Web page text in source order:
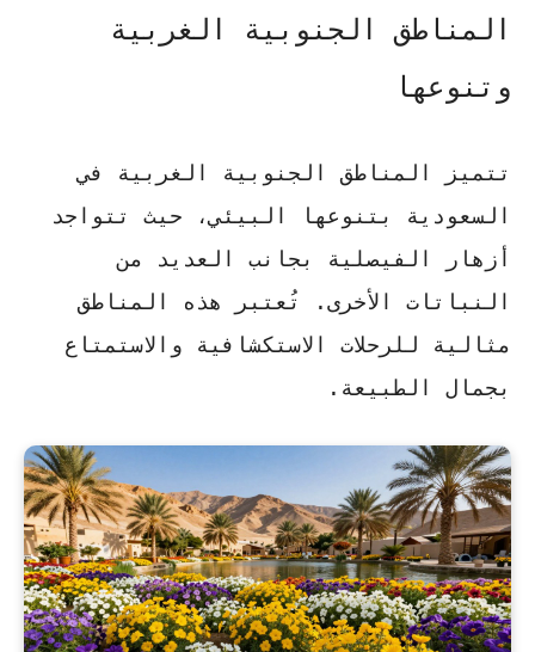
المناطق الجنوبية الغربية
وتنوعها
تتميز المناطق الجنوبية الغربية في
السعودية بتنوعها البيئي، حيث تتواجد
أزهار الفيصلية بجانب العديد من
النباتات الأخرى. تُعتبر هذه المناطق
مثالية للرحلات الاستكشافية والاستمتاع
بجمال الطبيعة.